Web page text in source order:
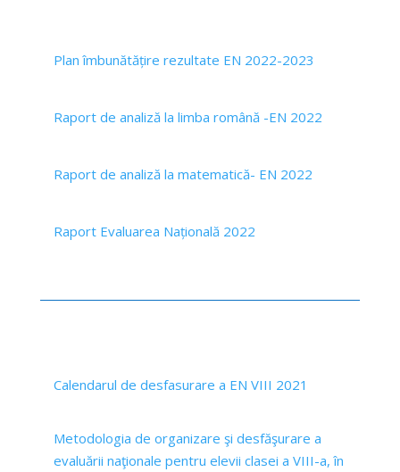
Plan îmbunătățire rezultate EN 2022-2023
Raport de analiză la limba română -EN 2022
Raport de analiză la matematică- EN 2022
Raport Evaluarea Națională 2022
Calendarul de desfasurare a EN VIII 2021
Metodologia de organizare şi desfăşurare a
evaluării naţionale pentru elevii clasei a VIII-a, în